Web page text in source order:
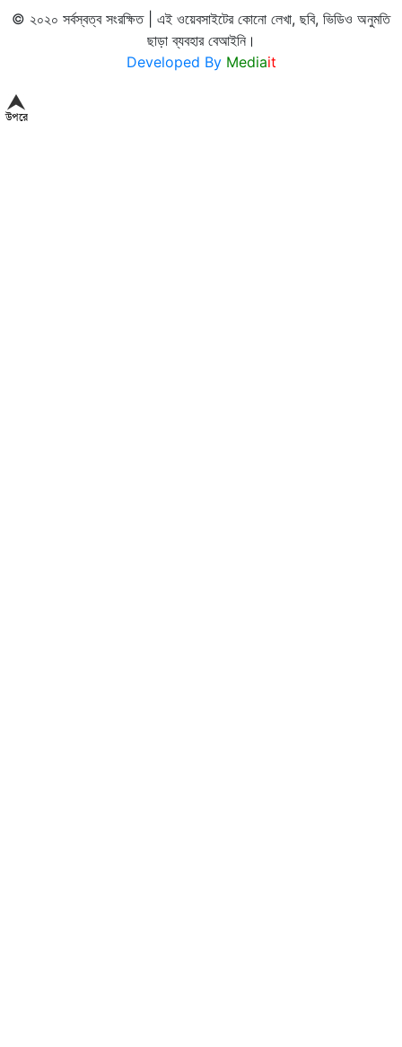
© ২০২০ সর্বস্বত্ব সংরক্ষিত | এই ওয়েবসাইটের কোনো লেখা, ছবি, ভিডিও অনুমতি
ছাড়া ব্যবহার বেআইনি।
Developed By Mediait